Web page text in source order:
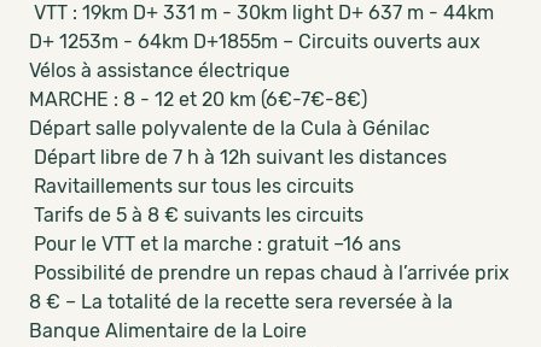
VTT : 19km D+ 331 m - 30km light D+ 637 m - 44km
D+ 1253m - 64km D+1855m – Circuits ouverts aux
Vélos à assistance électrique
MARCHE : 8 - 12 et 20 km (6€-7€-8€)
Départ salle polyvalente de la Cula à Génilac
Départ libre de 7 h à 12h suivant les distances
Ravitaillements sur tous les circuits
Tarifs de 5 à 8 € suivants les circuits
Pour le VTT et la marche : gratuit –16 ans
Possibilité de prendre un repas chaud à l’arrivée prix
8 € – La totalité de la recette sera reversée à la
Banque Alimentaire de la Loire